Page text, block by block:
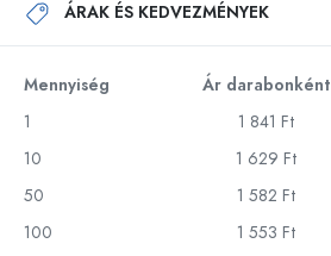
ÁRAK ÉS KEDVEZMÉNYEK
Mennyiség Ár darabonként
1
1 841 Ft
10
1 629 Ft
50
1 582 Ft
100
1 553 Ft